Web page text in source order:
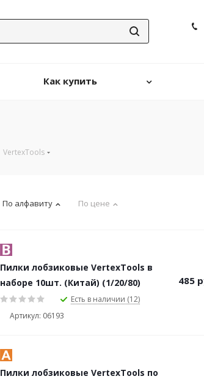
Как купить
VertexTools
По алфавиту По цене
Пилки лобзиковые VertexTools в
наборе 10шт. (Китай) (1/20/80)
Есть в наличии (12)
Артикул: 06193
485
Пилки лобзиковые VertexTools по